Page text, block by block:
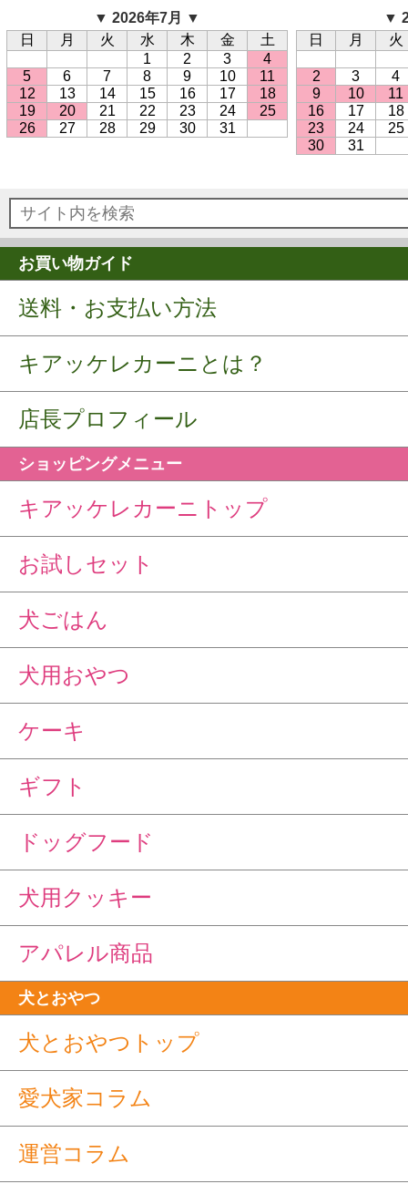
▼ 2026年7月 ▼
日
月 火 水 木 金
土
1
2 3
4
5
6 7 8 9 10
11
12
13 14 15 16 17
18
19
20 21 22 23 24
25
26
27 28 29 30 31
▼
日
月 火
2 3
4
9
10
11
16
17
18
23
24
25
30
31
お買い物ガイド
送料・お支払い方法
キアッケレカーニとは？
店長プロフィール
ショッピングメニュー
キアッケレカーニトップ
お試しセット
犬ごはん
犬用おやつ
ケーキ
ギフト
ドッグフード
犬用クッキー
アパレル商品
犬とおやつ
犬とおやつトップ
愛犬家コラム
運営コラム